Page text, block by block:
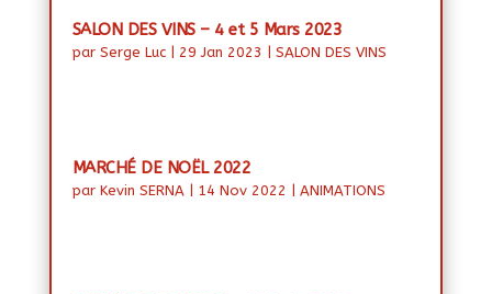
SALON DES VINS – 4 et 5 Mars 2023
par Serge Luc| 29 Jan 2023 SALON DES VINS
MARCHÉ DE NOËL 2022
par Kevin SERNA | 14 Nov 2022 | ANIMATIONS